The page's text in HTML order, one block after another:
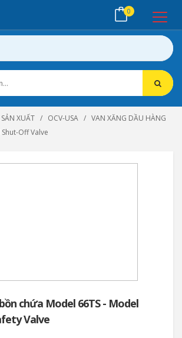
0
XUẤT OCV-USA
VAN XĂNG DẦU HÀNG
Off Valve
chứa Model 66TS - Model
Valve